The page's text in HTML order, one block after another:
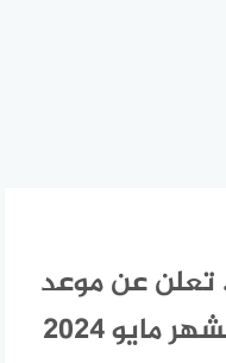
تعلن عن موعد
2024